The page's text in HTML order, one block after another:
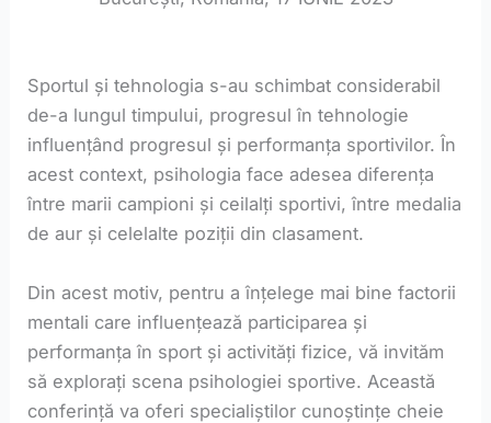
Sportul și tehnologia s-au schimbat considerabil
de-a lungul timpului, progresul în tehnologie
influențând progresul și performanța sportivilor. În
acest context, psihologia face adesea diferența
între marii campioni și ceilalți sportivi, între medalia
de aur și celelalte poziții din clasament.
Din acest motiv, pentru a înțelege mai bine factorii
mentali care influențează participarea și
performanța în sport și activități fizice, vă invităm
să explorați scena psihologiei sportive. Această
conferință va oferi specialiștilor cunoștințe cheie